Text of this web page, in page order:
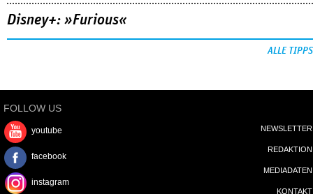
Disney+: »Furious«
ALLE TIPPS
FOLLOW US
youtube
facebook
instagram
NEWSLETTER
REDAKTION
MEDIADATEN
KONTAKT